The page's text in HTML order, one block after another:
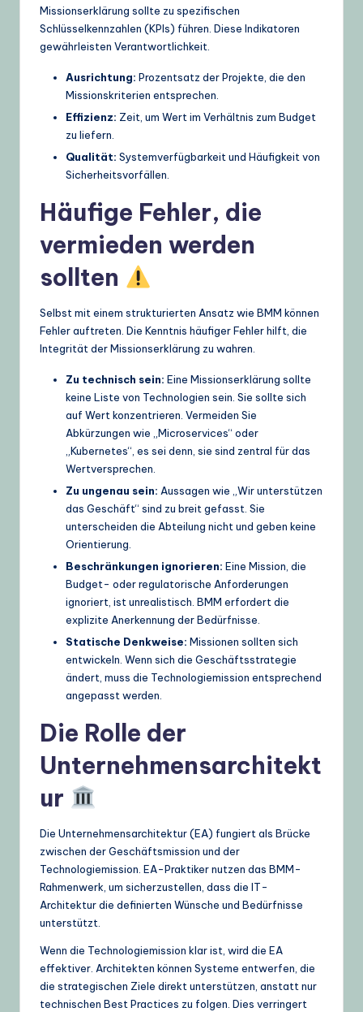
Missionserklärung sollte zu spezifischen
Schlüsselkennzahlen (KPIs) führen. Diese Indikatoren
gewährleisten Verantwortlichkeit.
Ausrichtung: Prozentsatz der Projekte, die den
Missionskriterien entsprechen.
Effizienz: Zeit, um Wert im Verhältnis zum Budget
zu liefern.
Qualität: Systemverfügbarkeit und Häufigkeit von
Sicherheitsvorfällen.
Häufige Fehler, die
vermieden werden
sollten
Selbst mit einem strukturierten Ansatz wie BMM können
Fehler auftreten. Die Kenntnis häufiger Fehler hilft, die
Integrität der Missionserklärung zu wahren.
Zu technisch sein: Eine Missionserklärung sollte
keine Liste von Technologien sein. Sie sollte sich
auf Wert konzentrieren. Vermeiden Sie
Abkürzungen wie „Microservices“ oder
„Kubernetes“, es sei denn, sie sind zentral für das
Wertversprechen.
Zu ungenau sein: Aussagen wie „Wir unterstützen
das Geschäft“ sind zu breit gefasst. Sie
unterscheiden die Abteilung nicht und geben keine
Orientierung.
Beschränkungen ignorieren: Eine Mission, die
Budget- oder regulatorische Anforderungen
ignoriert, ist unrealistisch. BMM erfordert die
explizite Anerkennung der Bedürfnisse.
Statische Denkweise: Missionen sollten sich
entwickeln. Wenn sich die Geschäftsstrategie
ändert, muss die Technologiemission entsprechend
angepasst werden.
Die Rolle der
Unternehmensarchitekt
ur
Die Unternehmensarchitektur (EA) fungiert als Brücke
zwischen der Geschäftsmission und der
Technologiemission. EA-Praktiker nutzen das BMM-
Rahmenwerk, um sicherzustellen, dass die IT-
Architektur die definierten Wünsche und Bedürfnisse
unterstützt.
Wenn die Technologiemission klar ist, wird die EA
effektiver. Architekten können Systeme entwerfen, die
die strategischen Ziele direkt unterstützen, anstatt nur
technischen Best Practices zu folgen. Dies verringert